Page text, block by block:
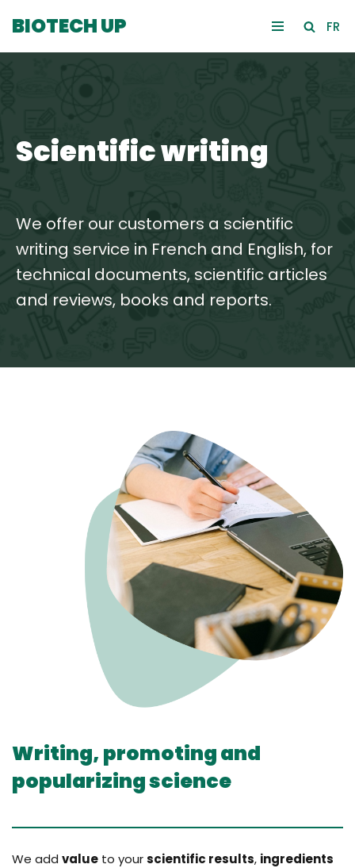
BIOTECH UP FR
Scientific writing
We offer our customers a scientific
writing service in French and English, for
technical documents, scientific articles
and reviews, books and reports.
Writing, promoting and
popularizing science
We add value to yourscientific results, ingredients